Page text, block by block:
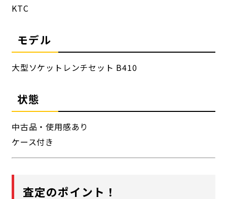
KTC
モデル
大型ソケットレンチセット B410
状態
中古品・使用感あり
ケース付き
査定のポイント！